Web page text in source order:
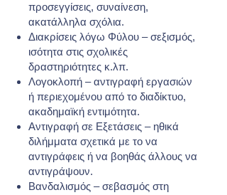
προσεγγίσεις, συναίνεση,
ακατάλληλα σχόλια.
Διακρίσεις λόγω Φύλου – σεξισμός,
ισότητα στις σχολικές
δραστηριότητες κ.λπ.
Λογοκλοπή – αντιγραφή εργασιών
ή περιεχομένου από το διαδίκτυο,
ακαδημαϊκή εντιμότητα.
Αντιγραφή σε Εξετάσεις – ηθικά
διλήμματα σχετικά με το να
αντιγράφεις ή να βοηθάς άλλους να
αντιγράψουν.
Βανδαλισμός – σεβασμός στη